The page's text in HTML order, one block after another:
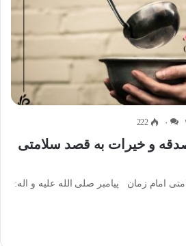
۰ 222
و خیرات به قصد سلامتی
امام زمان پیامبر صلی الله علیه و اله: